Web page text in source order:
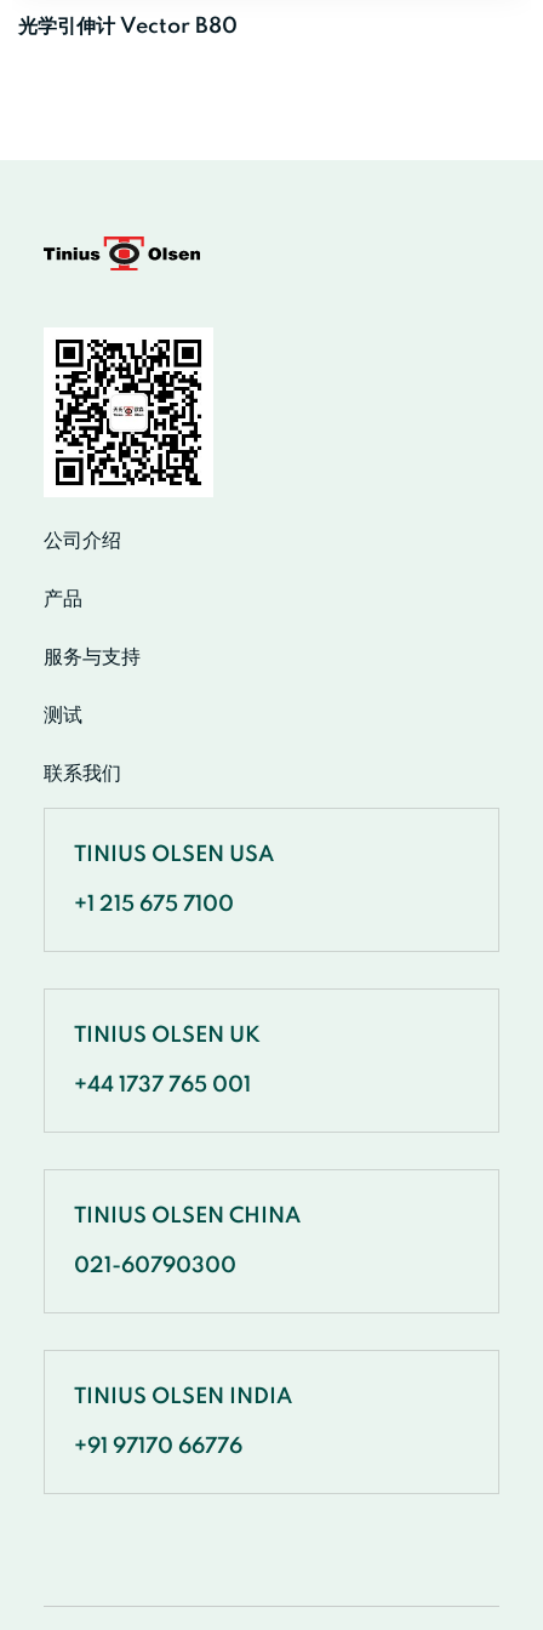
光学引伸计 Vector B80
公司介绍
产品
服务与支持
测试
联系我们
TINIUS OLSEN USA
+1 215 675 7100
TINIUS OLSEN UK
+44 1737 765 001
TINIUS OLSEN CHINA
021-60790300
TINIUS OLSEN INDIA
+91 97170 66776